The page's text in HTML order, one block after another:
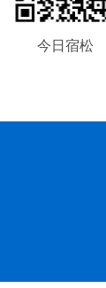
今日宿松